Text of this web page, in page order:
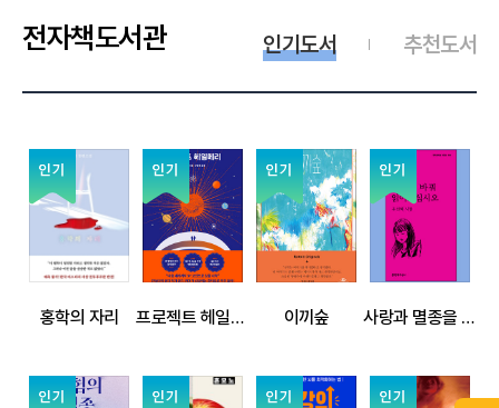
전자책도서관 추천도서
인기도서
홍학의 자리 프로젝트 헤일메리 이끼숲 사랑과 멸종을 바꿔 읽어보십시오